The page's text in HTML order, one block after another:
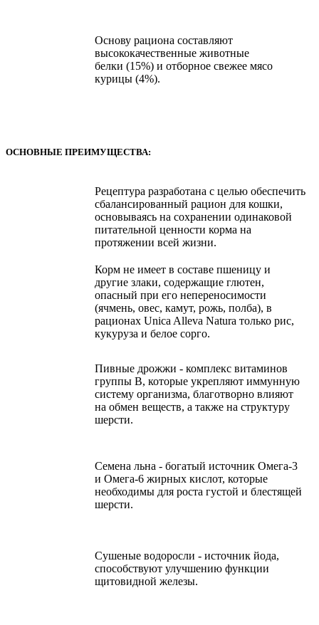
Основу рациона составляют
высококачественные животные
белки (15%) и отборное свежее мясо
курицы (4%).
ОСНОВНЫЕ ПРЕИМУЩЕСТВА:
Рецептура разработана с целью обеспечить
сбалансированный рацион для кошки,
основываясь на сохранении одинаковой
питательной ценности корма на
протяжении всей жизни.
Корм не имеет в составе пшеницу и
другие злаки, содержащие глютен,
опасный при его непереносимости
(ячмень, овес, камут, рожь, полба), в
рационах Unica Alleva Natura только рис,
кукуруза и белое сорго.
Пивные дрожжи - комплекс витаминов
группы В, которые укрепляют иммунную
систему организма, благотворно влияют
на обмен веществ, а также на структуру
шерсти.
Семена льна - богатый источник Омега-3
и Омега-6 жирных кислот, которые
необходимы для роста густой и блестящей
шерсти.
Сушеные водоросли - источник йода,
способствуют улучшению функции
щитовидной железы.